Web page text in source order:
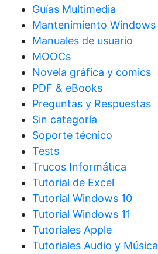
Guías Multimedia
Mantenimiento Windows
Manuales de usuario
MOOCs
Novela gráfica y comics
PDF & eBooks
Preguntas y Respuestas
Sin categoría
Soporte técnico
Tests
Trucos Informática
Tutorial de Excel
Tutorial Windows 10
Tutorial Windows 11
Tutoriales Apple
Tutoriales Audio y Música